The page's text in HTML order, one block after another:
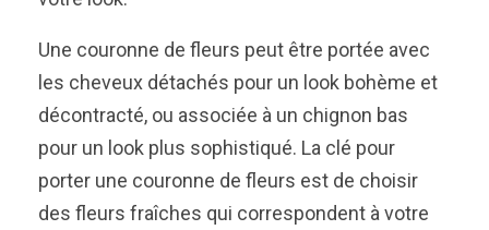
Une couronne de fleurs peut être portée avec
les cheveux détachés pour un look bohème et
décontracté, ou associée à un chignon bas
pour un look plus sophistiqué. La clé pour
porter une couronne de fleurs est de choisir
des fleurs fraîches qui correspondent à votre